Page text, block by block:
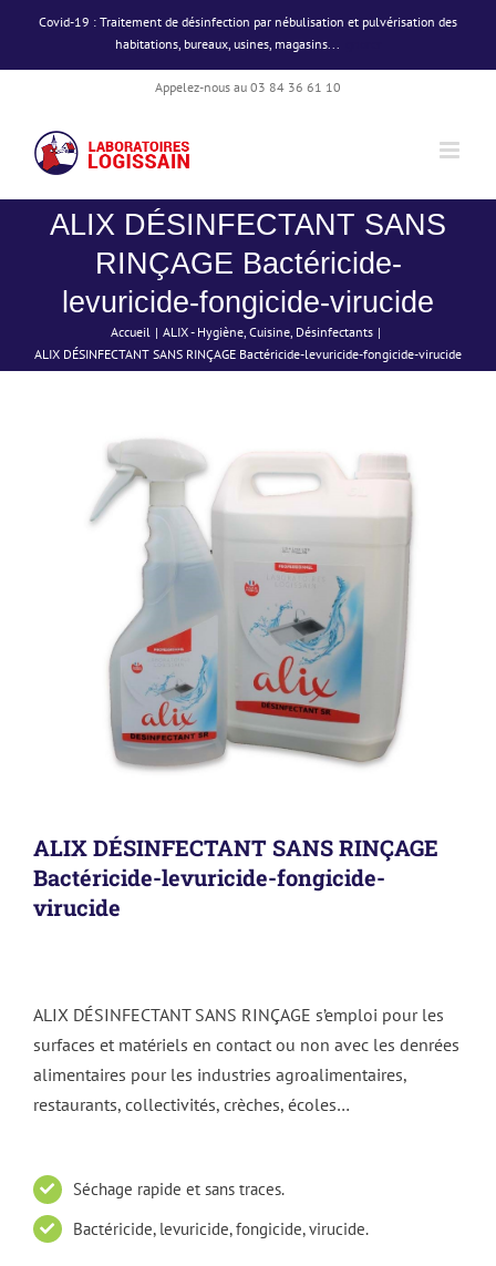
Covid-19 : Traitement de désinfection par nébulisation et pulvérisation des
habitations, bureaux, usines, magasins...
Passer
contenu
Appelez-nous au 03 84 36 61 10
ALIX DÉSINFECTANT SANS
RINÇAGE Bactéricide-
levuricide-fongicide-virucide
Accueil ALIX - Hygiène Cuisine Désinfectants
ALIX DÉSINFECTANT SANS RINÇAGE Bactéricide-levuricide-fongicide-virucide
ALIX DÉSINFECTANT SANS RINÇAGE
Bactéricide-levuricide-fongicide-
virucide
ALIX DÉSINFECTANT SANS RINÇAGE s’emploi pour les
surfaces et matériels en contact ou non avec les denrées
alimentaires pour les industries agroalimentaires,
restaurants, collectivités, crèches, écoles…
Séchage rapide et sans traces.
Bactéricide, levuricide, fongicide, virucide.